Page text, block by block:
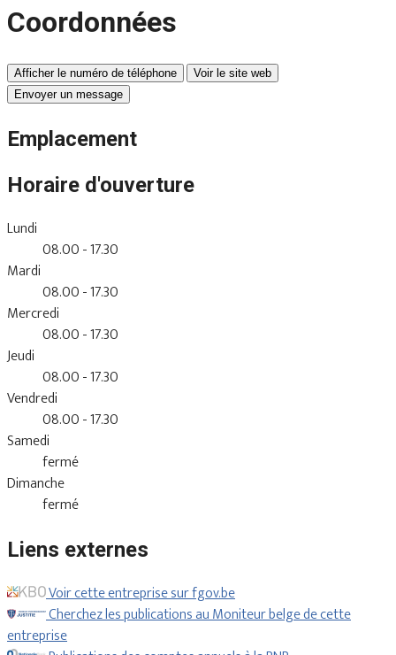
Coordonnées
Afficher le numéro de téléphone
Voir le site web
Envoyer un message
Emplacement
Horaire d'ouverture
Lundi
08.00 - 17.30
Mardi
08.00 - 17.30
Mercredi
08.00 - 17.30
Jeudi
08.00 - 17.30
Vendredi
08.00 - 17.30
Samedi
fermé
Dimanche
fermé
Liens externes
Voir cette entreprise sur fgov.be
Cherchez les publications au Moniteur belge de cette
entreprise